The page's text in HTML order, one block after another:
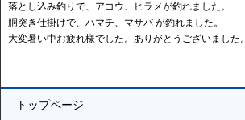
落とし込み釣りで、アコウ、ヒラメが釣れました。
胴突き仕掛けで、ハマチ、マサバ が釣れました。
大変暑い中お疲れ様でした。ありがとうございました。
トップページ